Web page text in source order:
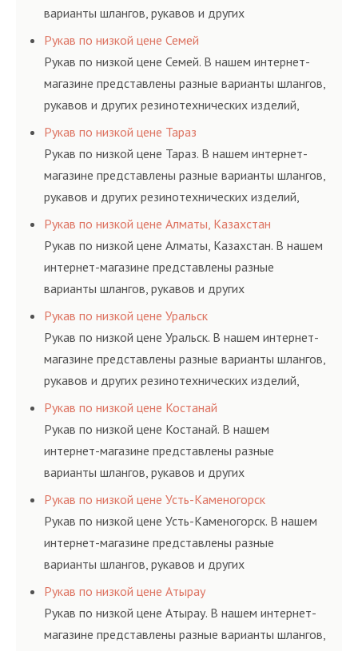
варианты шлангов, рукавов и других
резинотехнических изделий, соответствующих
ГОСТам, техническим условиям и нормативам.
Рукав по низкой цене Семей
Рукав по низкой цене Семей. В нашем интернет-
магазине представлены разные варианты шлангов,
рукавов и других резинотехнических изделий,
соответствующих ГОСТам, техническим условиям
и нормативам.
Рукав по низкой цене Тараз
Рукав по низкой цене Тараз. В нашем интернет-
магазине представлены разные варианты шлангов,
рукавов и других резинотехнических изделий,
соответствующих ГОСТам, техническим условиям
и нормативам.
Рукав по низкой цене Алматы, Казахстан
Рукав по низкой цене Алматы, Казахстан. В нашем
интернет-магазине представлены разные
варианты шлангов, рукавов и других
резинотехнических изделий, соответствующих
ГОСТам, техническим условиям и нормативам.
Рукав по низкой цене Уральск
Рукав по низкой цене Уральск. В нашем интернет-
магазине представлены разные варианты шлангов,
рукавов и других резинотехнических изделий,
соответствующих ГОСТам, техническим условиям
и нормативам.
Рукав по низкой цене Костанай
Рукав по низкой цене Костанай. В нашем
интернет-магазине представлены разные
варианты шлангов, рукавов и других
резинотехнических изделий, соответствующих
ГОСТам, техническим условиям и нормативам.
Рукав по низкой цене Усть-Каменогорск
Рукав по низкой цене Усть-Каменогорск. В нашем
интернет-магазине представлены разные
варианты шлангов, рукавов и других
резинотехнических изделий, соответствующих
ГОСТам, техническим условиям и нормативам.
Рукав по низкой цене Атырау
Рукав по низкой цене Атырау. В нашем интернет-
магазине представлены разные варианты шлангов,